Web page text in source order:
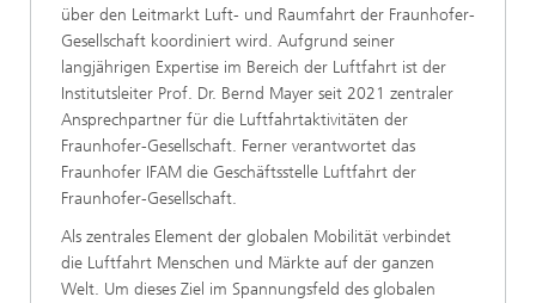
über den Leitmarkt Luft- und Raumfahrt der Fraunhofer-
Gesellschaft koordiniert wird. Aufgrund seiner
langjährigen Expertise im Bereich der Luftfahrt ist der
Institutsleiter Prof. Dr. Bernd Mayer seit 2021 zentraler
Ansprechpartner für die Luftfahrtaktivitäten der
Fraunhofer-Gesellschaft. Ferner verantwortet das
Fraunhofer IFAM die Geschäftsstelle Luftfahrt der
Fraunhofer-Gesellschaft.
Als zentrales Element der globalen Mobilität verbindet
die Luftfahrt Menschen und Märkte auf der ganzen
Welt. Um dieses Ziel im Spannungsfeld des globalen